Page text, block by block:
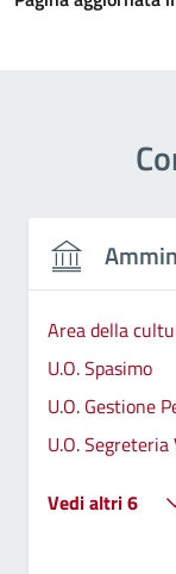
Area della
U.O. Spasimo
U.O. Gestione
U.O.
Vedi altri 6